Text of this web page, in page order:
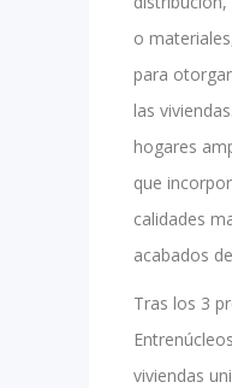
o
para
las
hogares
que
calidades
acabados
Tras los 3
viviendas